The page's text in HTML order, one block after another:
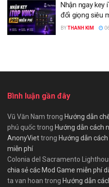
Nhận ngay key
đổi giọng siêu
BYTHANH KIM
Bình luận gần đây
Vũ Văn Nam trong Hướng dẫn
phú quốctrong Hướng dẫn cách
AnonyViettrong Hướng dẫn
miễn phí
Colonia del Sacramento
chia sẻ các Mod Game miễn phí
ta van hoan trong Hướng dẫn